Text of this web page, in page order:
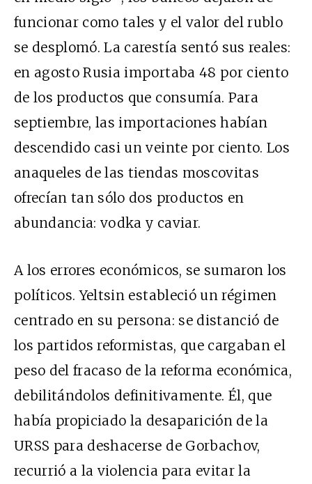
funcionar como tales y el valor del rublo
se desplomó. La carestía sentó sus reales:
en agosto Rusia importaba 48 por ciento
de los productos que consumía. Para
septiembre, las importaciones habían
descendido casi un veinte por ciento. Los
anaqueles de las tiendas moscovitas
ofrecían tan sólo dos productos en
abundancia: vodka y caviar.
A los errores económicos, se sumaron los
políticos. Yeltsin estableció un régimen
centrado en su persona: se distanció de
los partidos reformistas, que cargaban el
peso del fracaso de la reforma económica,
debilitándolos definitivamente. Él, que
había propiciado la desaparición de la
URSS para deshacerse de Gorbachov,
recurrió a la violencia para evitar la